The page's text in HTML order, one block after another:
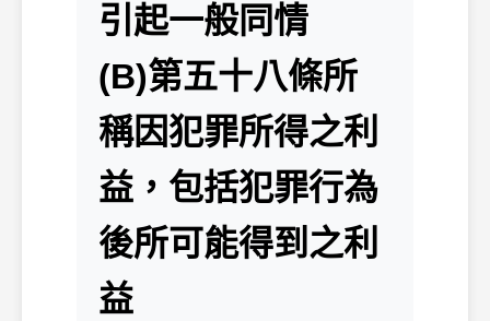
引起一般同情
(B)第五十八條所
稱因犯罪所得之利
益，包括犯罪行為
後所可能得到之利
益